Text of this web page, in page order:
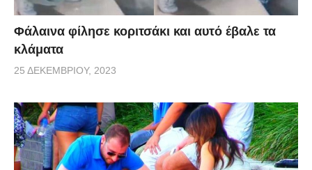
Φάλαινα φίλησε κοριτσάκι και αυτό έβαλε τα
κλάματα
25 ΔΕΚΕΜΒΡΊΟΥ, 2023